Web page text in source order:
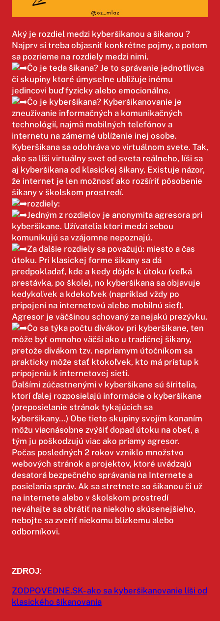
Aký je rozdiel medzi kyberšikanou a šikanou ?
Najprv si treba objasniť konkrétne pojmy, a potom
sa pozrieme na rozdiely medzi nimi.
Čo je teda šikana? Je to správanie jednotlivca
či skupiny ktoré úmyselne ubližuje inému
jedincovi buď fyzicky alebo emocionálne.
Čo je kyberšikana? Kyberšikanovanie je
zneužívanie informačných a komunikačných
technológií, najmä mobilných telefónov a
internetu na zámerné ublíženie inej osobe.
Kyberšikana sa odohráva vo virtuálnom svete. Tak,
ako sa líši virtuálny svet od sveta reálneho, líši sa
aj kyberšikana od klasickej šikany. Existuje názor,
že internet je len možnosť ako rozšíriť pôsobenie
šikany v školskom prostredí.
rozdiely:
Jedným z rozdielov je anonymita agresora pri
kyberšikane. Užívatelia ktorí medzi sebou
komunikujú sa vzájomne nepoznajú.
Za ďalšie rozdiely sa považujú: miesto a čas
útoku. Pri klasickej forme šikany sa dá
predpokladať, kde a kedy dôjde k útoku (veľká
prestávka, po škole), no kyberšikana sa objavuje
kedykoľvek a kdekoľvek (napríklad vždy po
pripojení na internetovú alebo mobilnú sieť).
Agresor je väčšinou schovaný za nejakú prezývku.
Čo sa týka počtu divákov pri kyberšikane, ten
môže byť omnoho väčší ako u tradičnej šikany,
pretože divákom tzv. nepriamym útočníkom sa
prakticky môže stať ktokoľvek, kto má prístup k
pripojeniu k internetovej sieti.
Ďalšími zúčastnenými v kyberšikane sú šíritelia,
ktorí ďalej rozposielajú informácie o kyberšikane
(preposielanie stránok tykajúcich sa
kyberšikany…) Obe tieto skupiny svojím konaním
môžu viacnásobne zvýšiť dopad útoku na obeť, a
tým ju poškodzujú viac ako priamy agresor.
Počas posledných 2 rokov vzniklo množstvo
webových stránok a projektov, ktoré uvádzajú
desatorá bezpečného správania na Internete a
posielania správ. Ak sa stretnete so šikanou či už
na internete alebo v školskom prostredí
neváhajte sa obrátiť na niekoho skúsenejšieho,
nebojte sa zveriť niekomu blízkemu alebo
odborníkovi.
ZDROJ:
ZODPOVEDNE.SK- ako sa kyberšikanovanie líši od
klasického šikanovania